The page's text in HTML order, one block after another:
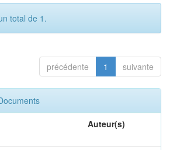
total de 1.
précédente 1 suivante
Auteur(s)